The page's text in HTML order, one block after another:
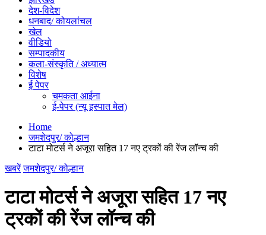
देश-विदेश
धनबाद/ कोयलांचल
खेल
वीडियो
सम्पादकीय
कला-संस्कृति / अध्यात्म
विशेष
ई पेपर
चमकता आईना
ई-पेपर (न्यू इस्पात मेल)
Home
जमशेदपुर/ कोल्हान
टाटा मोटर्स ने अजूरा सहित 17 नए ट्रकों की रेंज लॉन्च की
खबरें जमशेदपुर/ कोल्हान
टाटा मोटर्स ने अजूरा सहित 17 नए
ट्रकों की रेंज लॉन्च की